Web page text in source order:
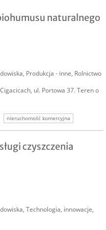
naturalnego
, Produkcja - inne, Rolnictwo
ul. Portowa 37. Teren o
nieruchomość komercyjna
produkcję
czyszczenia
, Technologia, innowacje,